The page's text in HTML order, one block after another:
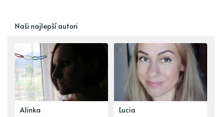
Naši najlepší autori
Alinka Lucia